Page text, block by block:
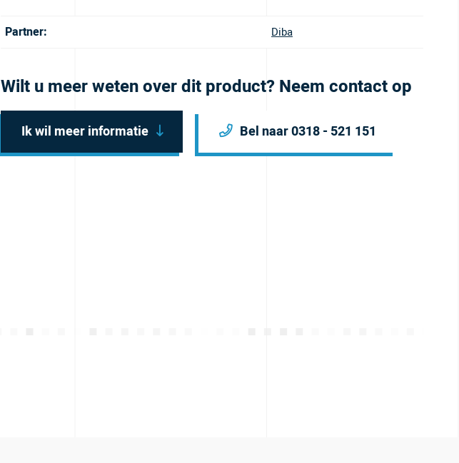
Partner: Diba
Wilt u meer weten over dit product? Neem contact op
Ik wil meer informatie Bel naar 0318 - 521 151